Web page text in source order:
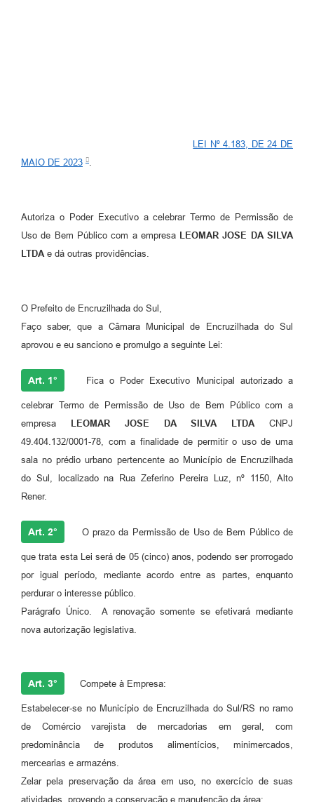
Relatório Ouvidoria 2022
Galeria de Fotos
LEI Nº 4.183, DE 24 DE
MAIO DE 2023
.
Autoriza o Poder Executivo a celebrar Termo de Permissão de
Uso de Bem Público com a empresaLEOMAR JOSE DA SILVA
LTDAe dá outras providências.
O Prefeito de Encruzilhada do Sul,
Faço saber, que a Câmara Municipal de Encruzilhada do Sul
aprovou e eu sanciono e promulgo a seguinte Lei:
Art. 1° Fica o Poder Executivo Municipal autorizado a
celebrar Termo de Permissão de Uso de Bem Público com a
empresa LEOMAR JOSE DA SILVA LTDACNPJ
49.404.132/0001-78, com a finalidade de permitir o uso de uma
sala no prédio urbano pertencente ao Município de Encruzilhada
do Sul, localizado na Rua Zeferino Pereira Luz, nº 1150, Alto
Rener.
Art. 2° O prazo da Permissão de Uso de Bem Público de
que trata esta Lei será de 05 (cinco) anos, podendo ser prorrogado
por igual período, mediante acordo entre as partes, enquanto
perdurar o interesse público.
Parágrafo Único. A renovação somente se efetivará mediante
nova autorização legislativa.
Art. 3° Compete à Empresa:
Estabelecer-se no Município de Encruzilhada do Sul/RS no ramo
de Comércio varejista de mercadorias em geral, com
predominância de produtos alimentícios, minimercados,
mercearias e armazéns.
Zelar pela preservação da área em uso, no exercício de suas
atividades, provendo a conservação e manutenção da área;